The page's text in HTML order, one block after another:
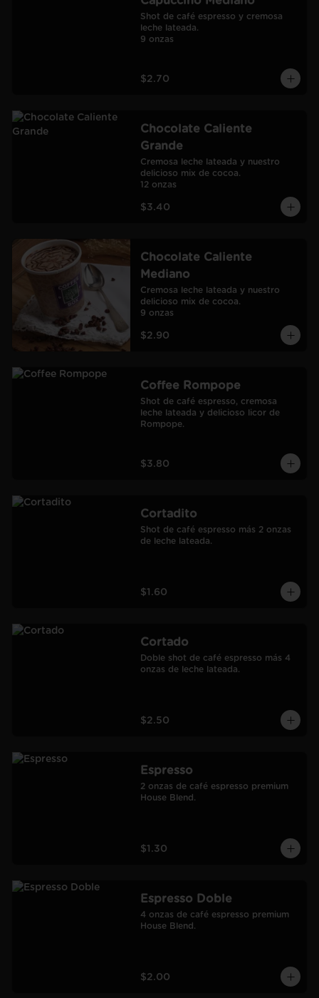
Shot de café espresso y cremosa
leche lateada.
9 onzas
$2.70
Chocolate Caliente
Grande
Cremosa leche lateada y nuestro
delicioso mix de cocoa.
12 onzas
$3.40
Chocolate Caliente
Mediano
Cremosa leche lateada y nuestro
delicioso mix de cocoa.
9 onzas
$2.90
Coffee Rompope
Shot de café espresso, cremosa
leche lateada y delicioso licor de
Rompope.
$3.80
Cortadito
Shot de café espresso más 2 onzas
de leche lateada.
$1.60
Cortado
Doble shot de café espresso más 4
onzas de leche lateada.
$2.50
Espresso
2 onzas de café espresso premium
House Blend.
$1.30
Espresso Doble
4 onzas de café espresso premium
House Blend.
$2.00